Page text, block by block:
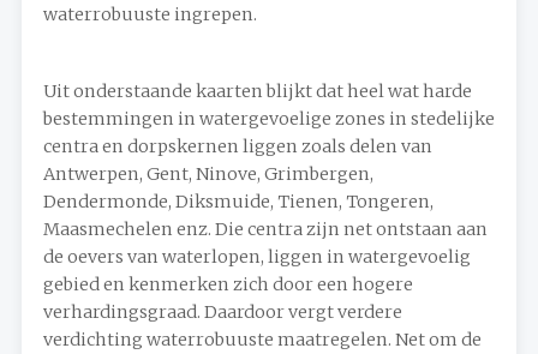
waterrobuuste ingrepen.
Uit onderstaande kaarten blijkt dat heel wat harde
bestemmingen in watergevoelige zones in stedelijke
centra en dorpskernen liggen zoals delen van
Antwerpen, Gent, Ninove, Grimbergen,
Dendermonde, Diksmuide, Tienen, Tongeren,
Maasmechelen enz. Die centra zijn net ontstaan aan
de oevers van waterlopen, liggen in watergevoelig
gebied en kenmerken zich door een hogere
verhardingsgraad. Daardoor vergt verdere
verdichting waterrobuuste maatregelen. Net om de